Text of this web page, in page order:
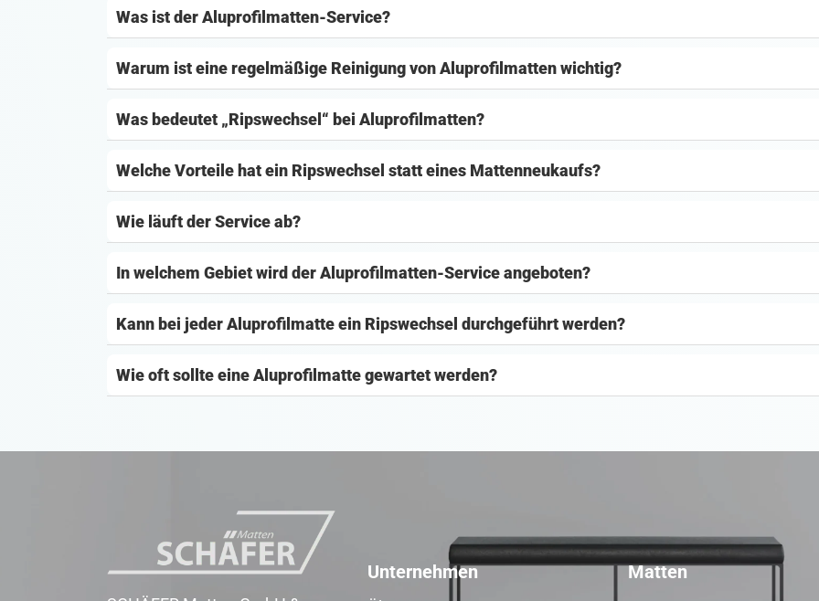
Was ist der Aluprofilmatten-Service?
Warum ist eine regelmäßige Reinigung von Aluprofilmatten wichtig?
Was bedeutet „Ripswechsel“ bei Aluprofilmatten?
Welche Vorteile hat ein Ripswechsel statt eines Mattenneukaufs?
Wie läuft der Service ab?
In welchem Gebiet wird der Aluprofilmatten-Service angeboten?
Kann bei jeder Aluprofilmatte ein Ripswechsel durchgeführt werden?
Wie oft sollte eine Aluprofilmatte gewartet werden?
Unternehmen Matten